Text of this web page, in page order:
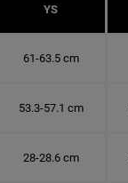
YS
61-63.5 cm
53.3-57.1 cm
28-28.6 cm